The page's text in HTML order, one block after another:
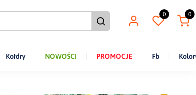
0 0
Kołdry NOWOŚCI PROMOCJE Fb